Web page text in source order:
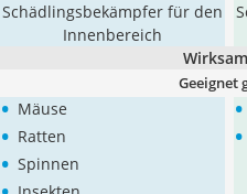
Schädlingsbekämpfer für den
Innenbereich
Geeignet
• Mäuse
• Ratten
• Spinnen
•
•